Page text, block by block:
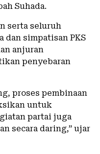
Suhada.
serta seluruh
dan simpatisan PKS
anjuran
penyebaran
proses pembinaan
untuk
partai juga
secara daring,” ujar